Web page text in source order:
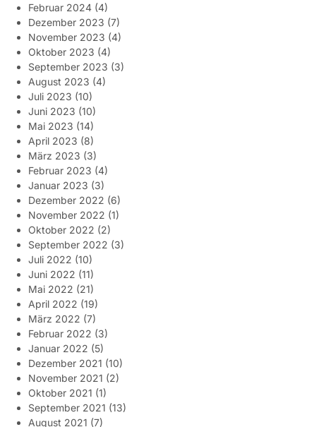
Februar 2024 (4)
Dezember 2023 (7)
November 2023 (4)
Oktober 2023 (4)
September 2023 (3)
August 2023 (4)
Juli 2023 (10)
Juni 2023 (10)
Mai 2023 (14)
April 2023 (8)
März 2023 (3)
Februar 2023 (4)
Januar 2023 (3)
Dezember 2022 (6)
November 2022 (1)
Oktober 2022 (2)
September 2022 (3)
Juli 2022 (10)
Juni 2022 (11)
Mai 2022 (21)
April 2022 (19)
März 2022 (7)
Februar 2022 (3)
Januar 2022 (5)
Dezember 2021 (10)
November 2021 (2)
Oktober 2021 (1)
September 2021 (13)
August 2021 (7)